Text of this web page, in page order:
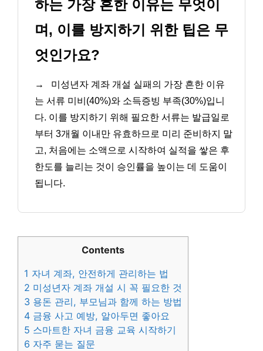
하는 가장 흔한 이유는 무엇이
며, 이를 방지하기 위한 팁은 무
엇인가요?
→
미성년자 계좌 개설 실패의 가장 흔한 이유
는 서류 미비(40%)와 소득증빙 부족(30%)입니
다. 이를 방지하기 위해 필요한 서류는 발급일로
부터 3개월 이내만 유효하므로 미리 준비하지 말
고, 처음에는 소액으로 시작하여 실적을 쌓은 후
한도를 늘리는 것이 승인률을 높이는 데 도움이
됩니다.
Contents
1 자녀 계좌, 안전하게 관리하는 법
2 미성년자 계좌 개설 시 꼭 필요한 것
3 용돈 관리, 부모님과 함께 하는 방법
4 금융 사고 예방, 알아두면 좋아요
5 스마트한 자녀 금융 교육 시작하기
6 자주 묻는 질문